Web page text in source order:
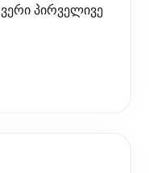
პირველივე